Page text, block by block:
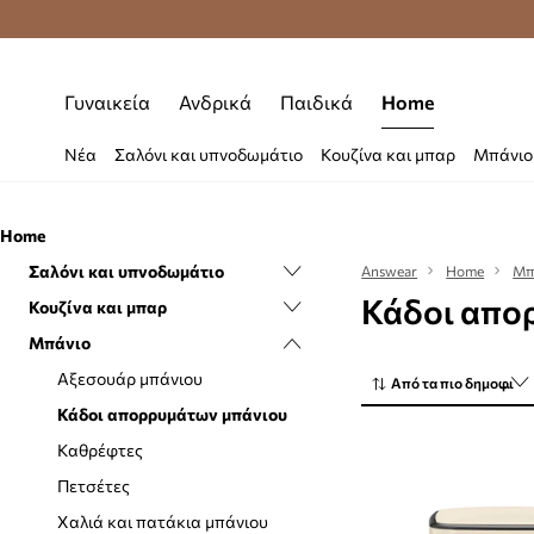
Γυναικεία Ανδρικά Παιδικά Home
Νέα Σαλόνι και υπνοδωμάτιο Κουζίνα και μπαρ Μπάνιο
Home
Σαλόνι και υπνοδωμάτιο
Αποθήκευση και οργάνωση
Γλάστρες και ποτιστήρια
Διακόσμηση
Διακόσμηση τοίχου
Καθρέφτες
Κλινοσκεπάσματα
Κουβέρτες και καρό
Κουζίνα και μπαρ
Αποθήκευση και οργάνωση
τροφίμων
Εξαρτήματα για καφέ και τσάι
Εξαρτήματα για κρασί
Κάδοι απορριμμάτων
Κανάτες και καράφες
Μπάνιο
Αξεσουάρ μπάνιου
Κάδοι απορρυμάτων μπάνιου
Καθρέφτες
Πετσέτες
Χαλιά και πατάκια μπάνιου
Answear Home
Κάδοι
Από τα πιο δημοφιλή